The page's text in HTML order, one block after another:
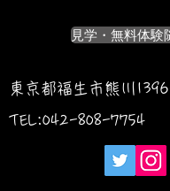
見学・無料体験
東京都福生市熊川
TEL:042-808-7754